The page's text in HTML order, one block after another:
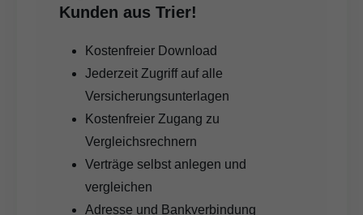
Kunden aus Trier!
Kostenfreier Download
Jederzeit Zugriff auf alle
Versicherungsunterlagen
Kostenfreier Zugang zu
Vergleichsrechnern
Verträge selbst anlegen und
vergleichen
Adresse und Bankverbindung